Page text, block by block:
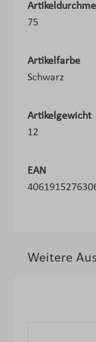
75
Artikelfarbe
Schwarz
Artikelgewicht
12
EAN
Weitere